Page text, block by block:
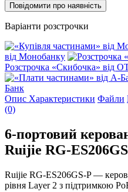
Повідомити про наявність
Варіанти розстрочки
від Монобанку
Розстрочка «Скибочка» від
Банк
Опис Характеристики Файли
(0)
6-портовий
Ruijie RG-
Ruijie RG-ES206GS-P —
рівня Layer 2 з підтримкою